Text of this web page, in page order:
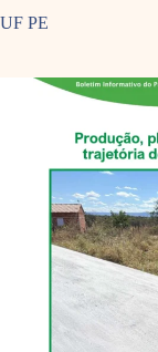
UF PE